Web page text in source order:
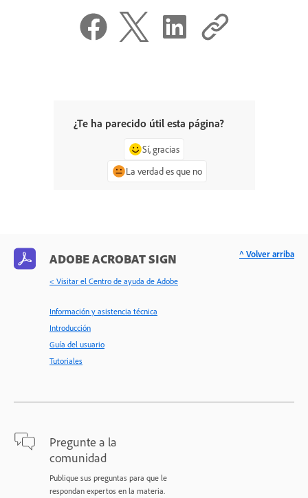
¿Te ha parecido útil esta página?
Sí, gracias
La verdad es que no
ADOBE ACROBAT SIGN
< Visitar el Centro de ayuda de Adobe
Información y asistencia técnica
Introducción
Guía del usuario
Tutoriales
Pregunte a la
comunidad
Publique sus preguntas para que le
respondan expertos en la materia.
^ Volver arriba